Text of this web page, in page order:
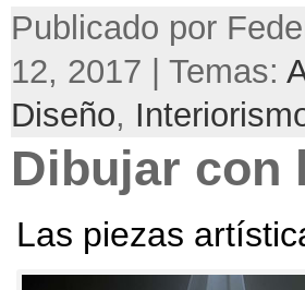
Publicado por
12, 2017 | Temas:
Diseño,
Dibujar con
Las piezas